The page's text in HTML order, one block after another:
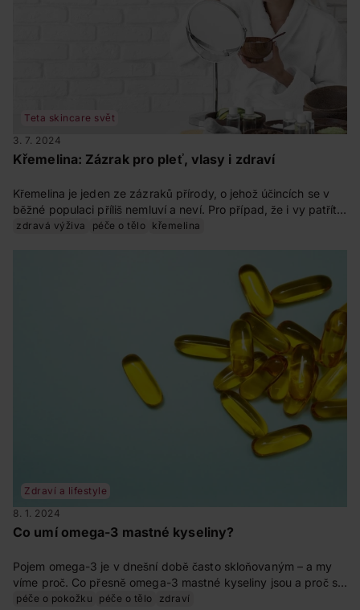
Teta skincare svět
3. 7. 2024
Křemelina: Zázrak pro pleť, vlasy i zdraví
Křemelina je jeden ze zázraků přírody, o jehož účincích se v
běžné populaci příliš nemluví a neví. Pro případ, že i vy patříte
mezi ty informačně nepolíbené, jsme pro vás připravili
zdravá výživa péče o tělo křemelina
Zdraví a lifestyle
8. 1. 2024
Co umí omega-3 mastné kyseliny?
Pojem omega-3 je v dnešní době často skloňovaným – a my
víme proč. Co přesně omega-3 mastné kyseliny jsou a proč se
bez těchto „zdravých“ tuků naše tělo neobejde?
péče o pokožku péče o tělo zdraví